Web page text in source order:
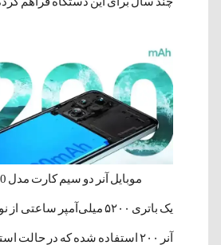
موبایل آنر دو سیم کارت مدل HONOR 200
یک باتری ۵۲۰۰ میلی‌آمپر
آنر ۲۰۰ استفاده شده که در